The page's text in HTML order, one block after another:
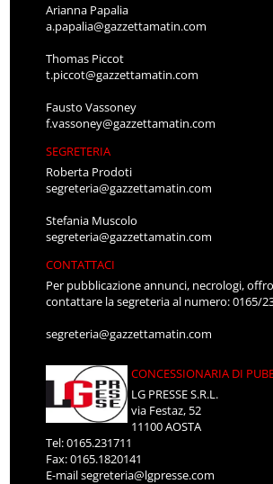
Arianna Papalia
a.papalia@gazzettamatin.com
Thomas Piccot
t.piccot@gazzettamatin.com
Fausto Vassoney
f.vassoney@gazzettamatin.com
SEGRETERIA
Roberta Prodoti
segreteria@gazzettamatin.com
Stefania Muscolo
segreteria@gazzettamatin.com
CONTATTACI
Per pubblicazione annunci, necrologi,
contattare la segreteria al numero: 0165/
segreteria@gazzettamatin.com
CONCESSIONARIA DI
LG PRESSE S.R.L.
via Festaz, 52
11100 AOSTA
Tel: 0165.231711
Fax: 0165.1820141
E-mailsegreteria@lgpresse.com